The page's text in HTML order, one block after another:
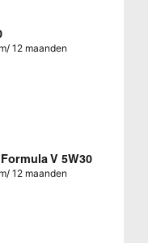
12 maanden
V 5W30
12 maanden